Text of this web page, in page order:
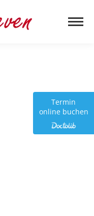
Termin
online buchen